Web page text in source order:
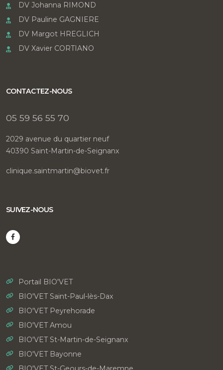
DV Johanna RIMOND
DV Pauline GAGNIERE
DV Margot HREGLICH
DV Xavier CORTIANO
CONTACTEZ-NOUS
05 59 56 55 70
2029 avenue du quartier neuf
40390 Saint-Martin-de-Seignanx
clinique.saintmartin@biovet.fr
SUIVEZ-NOUS
Portail BIO'VET
BIO'VET Saint-Paul-lès-Dax
BIO'VET Peyrehorade
BIO'VET Amou
BIO'VET St-Martin-de-Seignanx
BIO'VET Bayonne